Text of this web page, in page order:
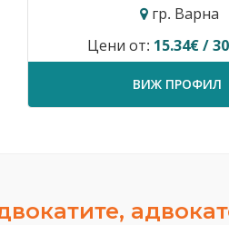
гр. София
40.90€ / 80.00лв
ВИЖ ПРОФИЛ